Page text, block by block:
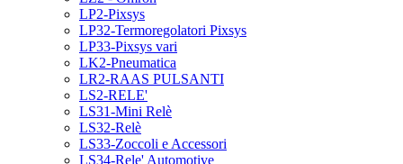
LP2-Pixsys
LP32-Termoregolatori Pixsys
LP33-Pixsys vari
LK2-Pneumatica
LR2-RAAS PULSANTI
LS2-RELE'
LS31-Mini Relè
LS32-Relè
LS33-Zoccoli e Accessori
LS34-Rele' Automotive